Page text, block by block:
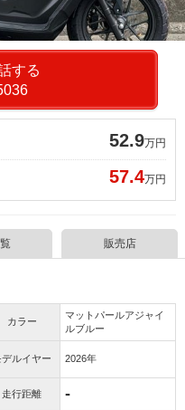
する
52.9万円
57.4万円
販売店
カラー
マットパールアジャイ
ルブルー
デルイヤー 2026年
走行距離 -